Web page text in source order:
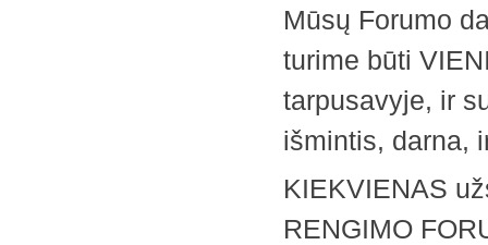
Mūsų Forumo
turime būti
tarpusavyje, ir
išmintis, darna,
KIEKVIENAS
RENGIMO